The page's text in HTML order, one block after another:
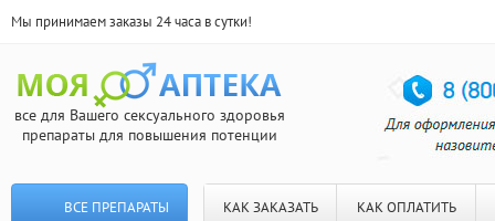
Мы принимаем заказы 24 часа в сутки!
все для Вашего сексуального здоровья
препараты для повышения потенции
ВСЕ ПРЕПАРАТЫ КАК ЗАКАЗАТЬ КАК ОПЛАТИТЬ